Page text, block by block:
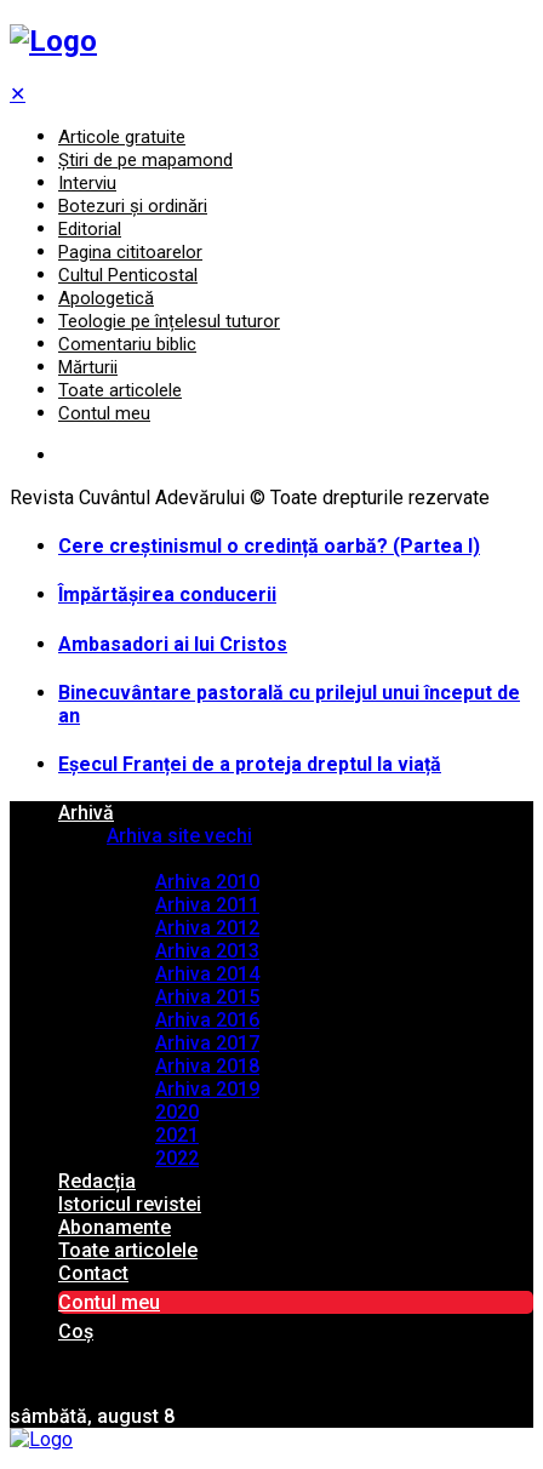
✕
Articole gratuite
Știri de pe mapamond
Interviu
Botezuri și ordinări
Editorial
Pagina cititoarelor
Cultul Penticostal
Apologetică
Teologie pe înțelesul tuturor
Comentariu biblic
Mărturii
Toate articolele
Contul meu
Revista Cuvântul Adevărului © Toate drepturile rezervate
Cere creștinismul o credință oarbă? (Partea I)
Împărtășirea conducerii
Ambasadori ai lui Cristos
Binecuvântare pastorală cu prilejul unui început de
an
Eșecul Franței de a proteja dreptul la viață
Arhivă
Arhiva site vechi
Arhiva 2010
Arhiva 2011
Arhiva 2012
Arhiva 2013
Arhiva 2014
Arhiva 2015
Arhiva 2016
Arhiva 2017
Arhiva 2018
Arhiva 2019
2020
2021
2022
Redacția
Istoricul revistei
Abonamente
Toate articolele
Contact
Contul meu
Coș
sâmbătă, august 8